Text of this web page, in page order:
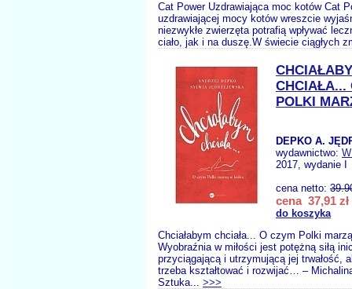
Cat Power Uzdrawiająca moc kotów Cat
uzdrawiającej mocy kotów wreszcie
niezwykłe zwierzęta potrafią wpływać
ciało, jak i na duszę.W świecie ciągłych
CHCIAŁA...
POLKI
DEPKO A.
wydawnictwo:
2017, wydanie I
cena netto:
cena 37,91 zł
do koszyka
Chciałabym chciała... O czym Polki
Wyobraźnia w miłości jest potężną siłą
przyciągającą i utrzymującą jej trwałość,
trzeba kształtować i rozwijać… –
Sztuka... >>>